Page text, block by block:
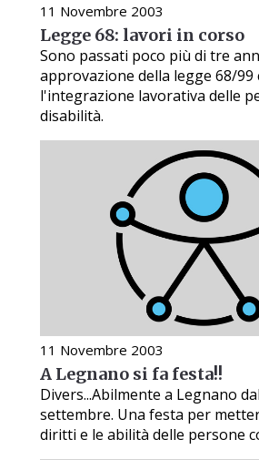
11 Novembre 2003
Legge 68: lavori in corso
Sono passati poco più di tre
approvazione della legge 68/99
l'integrazione lavorativa delle
disabilità.
11 Novembre 2003
A Legnano si fa festa!!
Divers...Abilmente a Legnano
settembre. Una festa per
diritti e le abilità delle persone